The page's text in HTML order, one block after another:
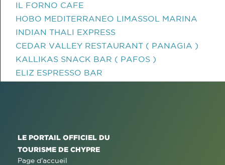
IL FORNO CAFE
HOBO MEDITERRANEO LIMASSOL MARINA
INDIAN THALI EXPRESS
CEDAR VALLEY RESTAURANT ( PANAGIA )
KALLIKAS SNACK BAR ( PAFOS )
ELIZ ESPRESSO BAR
LE PORTAIL OFFICIEL DU
TOURISME DE CHYPRE
Page d'accueil